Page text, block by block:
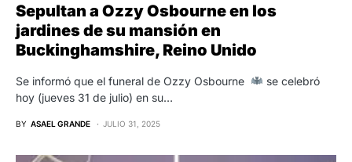
Sepultan a Ozzy Osbourne en los
jardines de su mansión en
Buckinghamshire, Reino Unido
Se informó que el funeral de Ozzy Osbourne
se celebró
hoy (jueves 31 de julio) en su…
BY ASAEL GRANDE JULIO 31, 2025